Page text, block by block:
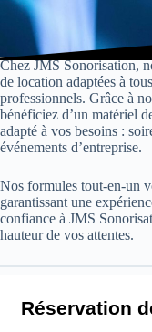
Chez JMS Sonorisation,
de location adaptées à
professionnels. Grâce à
bénéficiez d’un matériel
adapté à vos besoins :
événements d’entreprise.
Nos formules tout-en-un
garantissant une
confiance à JMS
hauteur de vos attentes.